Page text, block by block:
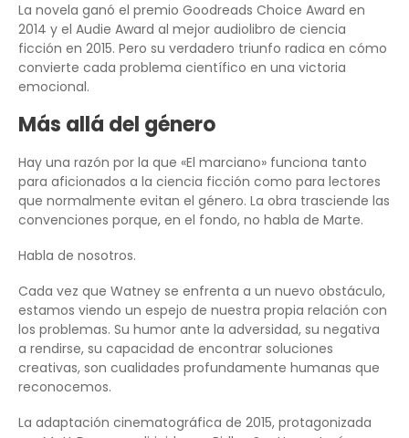
La novela ganó el premio Goodreads Choice Award en
2014 y el Audie Award al mejor audiolibro de ciencia
ficción en 2015. Pero su verdadero triunfo radica en cómo
convierte cada problema científico en una victoria
emocional.
Más allá del género
Hay una razón por la que «El marciano» funciona tanto
para aficionados a la ciencia ficción como para lectores
que normalmente evitan el género. La obra trasciende las
convenciones porque, en el fondo, no habla de Marte.
Habla de nosotros.
Cada vez que Watney se enfrenta a un nuevo obstáculo,
estamos viendo un espejo de nuestra propia relación con
los problemas. Su humor ante la adversidad, su negativa
a rendirse, su capacidad de encontrar soluciones
creativas, son cualidades profundamente humanas que
reconocemos.
La adaptación cinematográfica de 2015, protagonizada